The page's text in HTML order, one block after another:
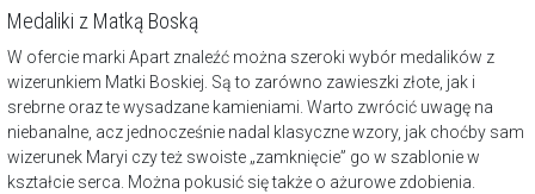
Medaliki z Matką Boską
W ofercie marki Apart znaleźć można szeroki wybór medalików z
wizerunkiem Matki Boskiej. Są to zarówno zawieszki złote, jak i
srebrne oraz te wysadzane kamieniami. Warto zwrócić uwagę na
niebanalne, acz jednocześnie nadal klasyczne wzory, jak choćby sam
wizerunek Maryi czy też swoiste „zamknięcie” go w szablonie w
kształcie serca. Można pokusić się także o ażurowe zdobienia.